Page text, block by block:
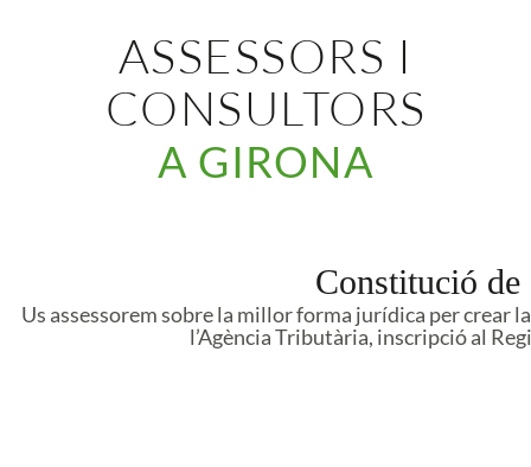
ASSESSORS I
CONSULTORS
A GIRONA
Constitució de
Us assessorem sobre la millor forma jurídica per crear
l’Agència Tributària, inscripció al